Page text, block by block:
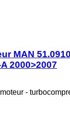
MAN
2000>2007
-